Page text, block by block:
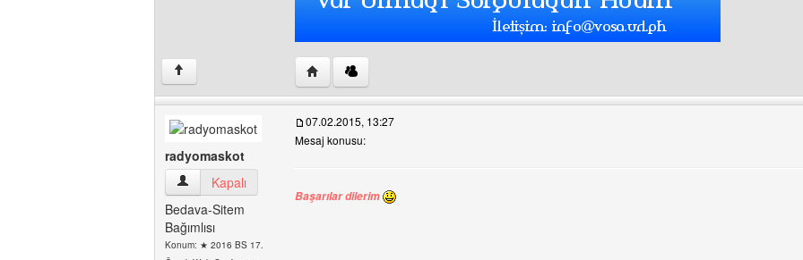
↑ Yazarın web sitesini ziyaret et: vosa-tr
radyomaskot
radyomaskot Kullanıcının profilini görüntüle
Kapalı
Bedava-Sitem
Bağımlısı
Konum: ★ 2016 BS 17.
07.02.2015, 13:27
Mesaj konusu:
Başarılar dilerim